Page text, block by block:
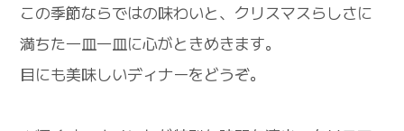
この季節ならではの味わいと、クリスマスらしさに
満ちた一皿一皿に心がときめきます。
目にも美味しいディナーをどうぞ。